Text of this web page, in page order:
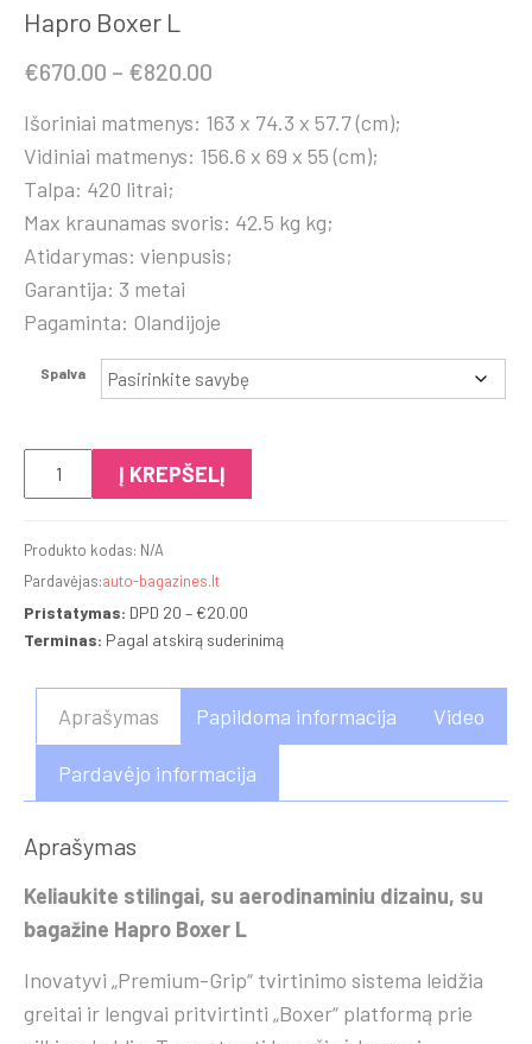
Hapro Boxer L
€670.00 – €820.00
€670.00
through
Išoriniai matmenys: 163 x 74.3 x 57.7 (cm);
Vidiniai matmenys: 156.6 x 69 x 55 (cm);
Talpa: 420 litrai;
Max kraunamas svoris: 42.5 kg kg;
Atidarymas: vienpusis;
Garantija: 3 metai
Pagaminta: Olandijoje
Spalva
produkto
kiekis:
Boxer
L
Į KREPŠELĮ
Produkto kodas: N/A
Pardavėjas:auto-bagazines.lt
Pristatymas: DPD 20 – €20.00
Terminas: Pagal atskirą suderinimą
Aprašymas Papildoma informacija Video
Pardavėjo informacija
Aprašymas
Keliaukite stilingai, su aerodinaminiu dizainu, su
bagažine Hapro Boxer L
Inovatyvi „Premium-Grip“ tvirtinimo sistema leidžia
greitai ir lengvai pritvirtinti „Boxer“ platformą prie